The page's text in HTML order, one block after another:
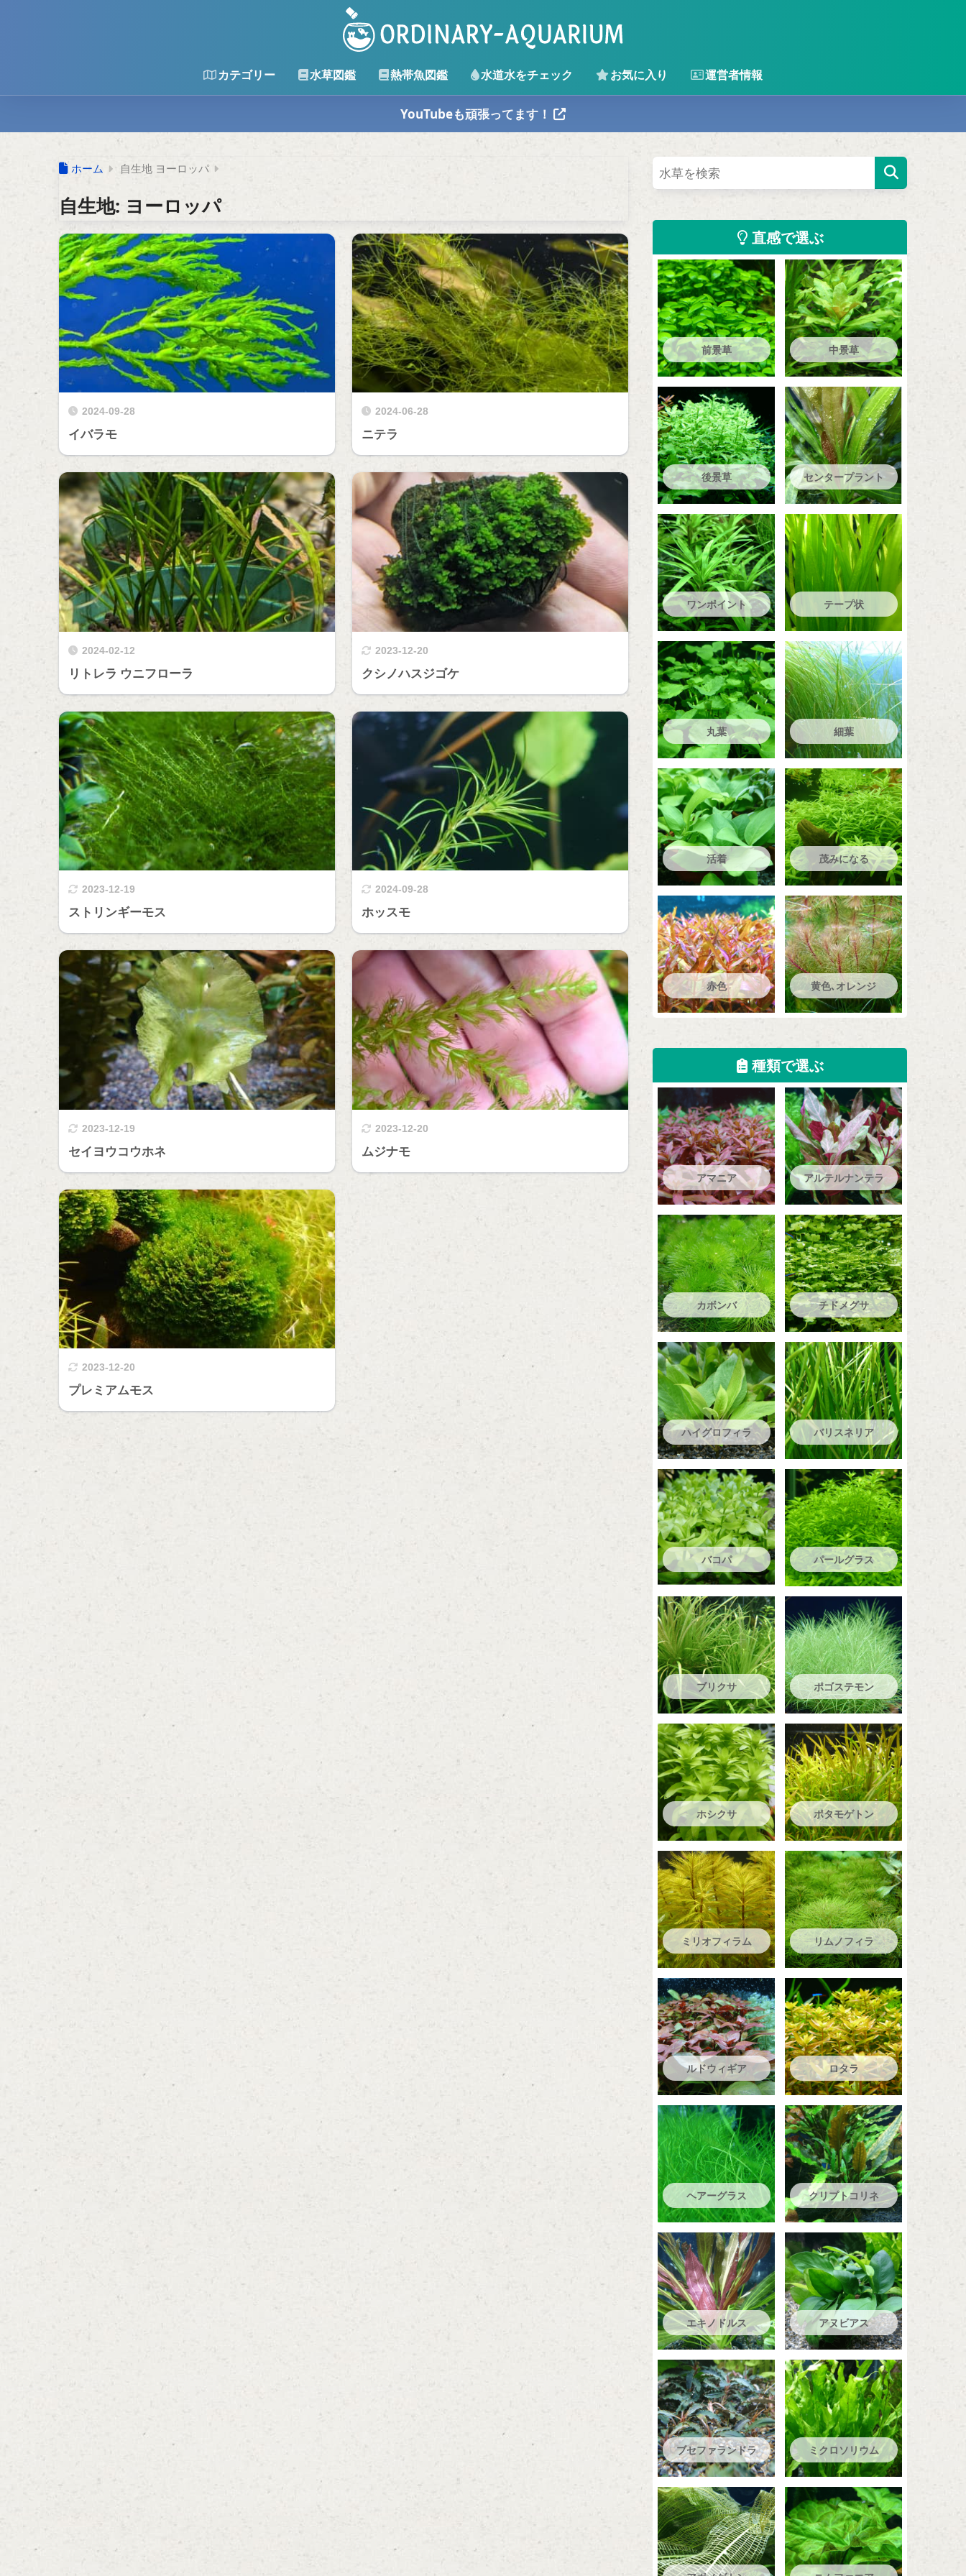
カテゴリー 水草図鑑 熱帯魚図鑑 水道水をチェック お気に入り 運営者情報
YouTubeも頑張ってます！
ホーム 自生地 ヨーロッパ
自生地: ヨーロッパ
2024-09-28
イバラモ
2024-06-28
ニテラ
2024-02-12
リトレラ ウニフローラ
2023-12-20
クシノハスジゴケ
2023-12-19
ストリンギーモス
2024-09-28
ホッスモ
2023-12-19
セイヨウコウホネ
2023-12-20
ムジナモ
2023-12-20
プレミアムモス
直感で選ぶ
前景草 中景草
後景草 センタープラント
ワンポイント テープ状
丸葉 細葉
活着 茂みになる
赤色 黄色､オレンジ
種類で選ぶ
アマニア アルテルナンテラ
カボンバ チドメグサ
ハイグロフィラ バリスネリア
バコパ パールグラス
ブリクサ ポゴステモン
ホシクサ ポタモゲトン
ミリオフィラム リムノフィラ
ルドウィギア ロタラ
ヘアーグラス クリプトコリネ
エキノドルス アヌビアス
ブセファランドラ ミクロソリウム